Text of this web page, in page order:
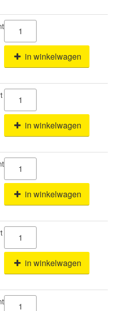
in winkelwagen
in winkelwagen
in winkelwagen
in winkelwagen